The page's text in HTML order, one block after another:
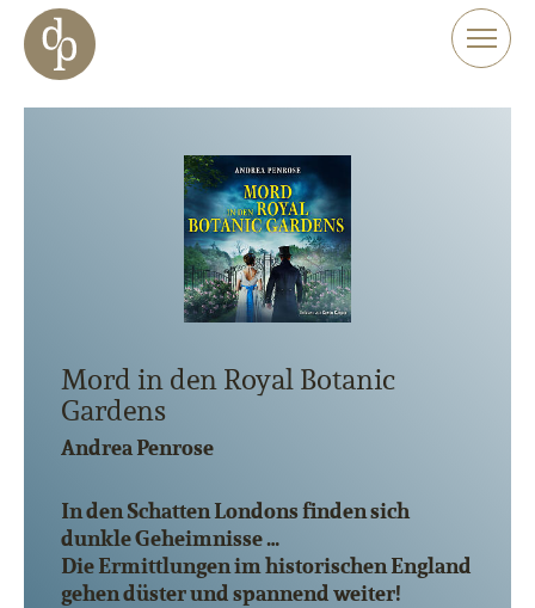
Zum Haupt-Inhalt springen
Zur Navigation springen
Zur Website-Suche springen
Mord in den Royal Botanic
Gardens
Andrea Penrose
In den Schatten Londons finden sich
dunkle Geheimnisse …
Die Ermittlungen im historischen England
gehen düster und spannend weiter!